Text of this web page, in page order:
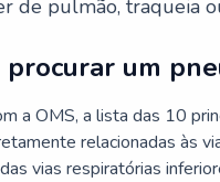
de pulmão, traqueia
procurar um
a OMS, a lista das 10
relacionadas às
vias respiratórias